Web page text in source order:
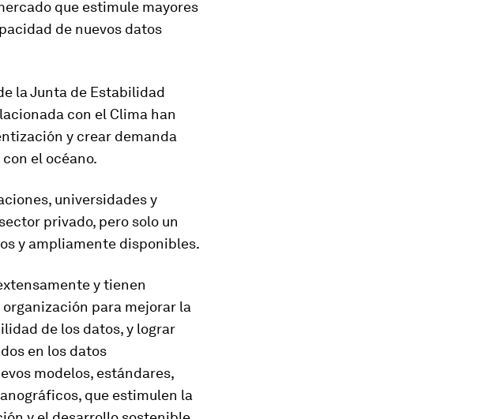
que estimule mayores
de nuevos datos
la Junta de Estabilidad
con el Clima han
y crear demanda
el océano.
universidades y
privado, pero solo un
y ampliamente disponibles.
y tienen
para mejorar la
de los datos, y lograr
​​en los datos
modelos, estándares,
que estimulen la